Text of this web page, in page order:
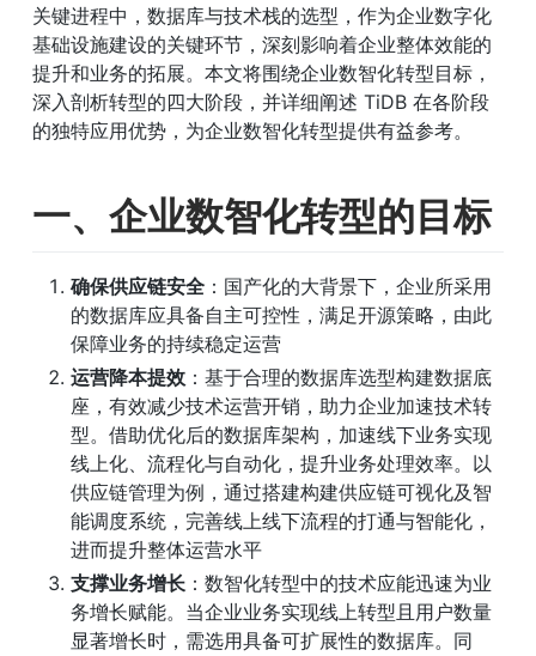
关键进程中，数据库与技术栈的选型，作为企业数字化
基础设施建设的关键环节，深刻影响着企业整体效能的
提升和业务的拓展。本文将围绕企业数智化转型目标，
深入剖析转型的四大阶段，并详细阐述 TiDB 在各阶段
的独特应用优势，为企业数智化转型提供有益参考。
一、企业数智化转型的目标
确保供应链安全 ：国产化的大背景下，企业所采用
的数据库应具备自主可控性，满足开源策略，由此
保障业务的持续稳定运营
运营降本提效 ：基于合理的数据库选型构建数据底
座，有效减少技术运营开销，助力企业加速技术转
型。借助优化后的数据库架构，加速线下业务实现
线上化、流程化与自动化，提升业务处理效率。以
供应链管理为例，通过搭建构建供应链可视化及智
能调度系统，完善线上线下流程的打通与智能化，
进而提升整体运营水平
支撑业务增长 ：数智化转型中的技术应能迅速为业
务增长赋能。当企业业务实现线上转型且用户数量
显著增长时，需选用具备可扩展性的数据库。同